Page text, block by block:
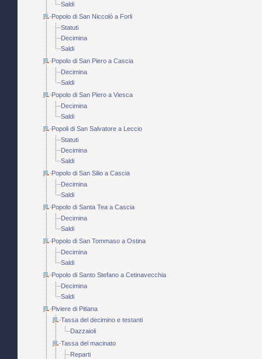
Saldi
Popolo di San Niccolò a Forli
Statuti
Decimina
Saldi
Popolo di San Piero a Cascia
Decimina
Saldi
Popolo di San Piero a Viesca
Decimina
Saldi
Popoli di San Salvatore a Leccio
Statuti
Decimina
Saldi
Popolo di San Silio a Cascia
Decimina
Saldi
Popolo di Santa Tea a Cascia
Decimina
Saldi
Popolo di San Tommaso a Ostina
Decimina
Saldi
Popolo di Santo Stefano a Cetinavecchia
Decimina
Saldi
Piviere di Pitiana
Tassa del decimino e testanti
Dazzaioli
Tassa del macinato
Reparti